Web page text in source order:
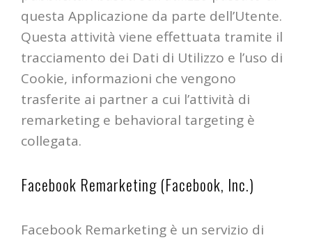
questa Applicazione da parte dell’Utente.
Questa attività viene effettuata tramite il
tracciamento dei Dati di Utilizzo e l’uso di
Cookie, informazioni che vengono
trasferite ai partner a cui l’attività di
remarketing e behavioral targeting è
collegata.
Facebook Remarketing (Facebook, Inc.)
Facebook Remarketing è un servizio di